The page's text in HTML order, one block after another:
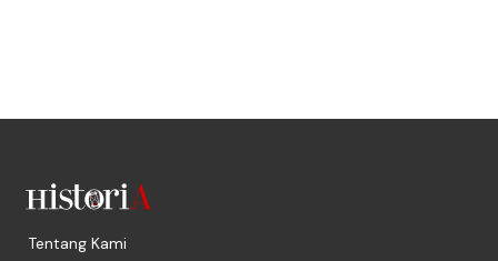
Tentang Kami